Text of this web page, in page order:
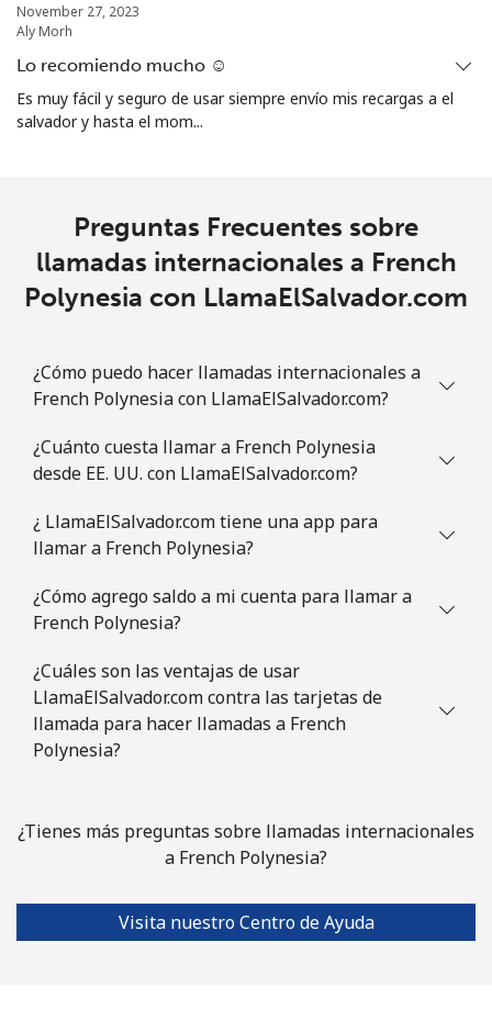
November 27, 2023
Aly Morh
Lo recomiendo mucho ☺️
Es muy fácil y seguro de usar siempre envío mis recargas a el
salvador y hasta el mom...
Preguntas Frecuentes sobre
llamadas internacionales a French
Polynesia con LlamaElSalvador.com
¿Cómo puedo hacer llamadas internacionales a
French Polynesia con LlamaElSalvador.com?
¿Cuánto cuesta llamar a French Polynesia
desde EE. UU. con LlamaElSalvador.com?
¿ LlamaElSalvador.com tiene una app para
llamar a French Polynesia?
¿Cómo agrego saldo a mi cuenta para llamar a
French Polynesia?
¿Cuáles son las ventajas de usar
LlamaElSalvador.com contra las tarjetas de
llamada para hacer llamadas a French
Polynesia?
¿Tienes más preguntas sobre llamadas internacionales
a French Polynesia?
Visita nuestro Centro de Ayuda